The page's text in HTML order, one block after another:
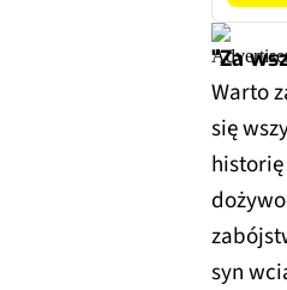
"Za
Warto
się
syn